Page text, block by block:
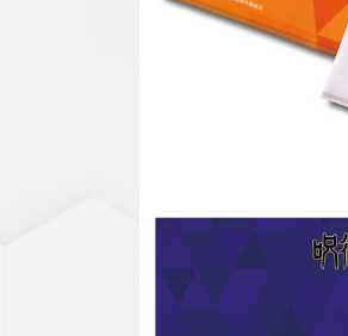
VIEW ALL...
VIEW ALL...
スタチューはこち
ら